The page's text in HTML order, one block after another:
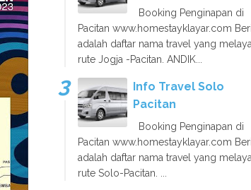
Booking Penginapan di
Pacitan www.homestayklayar.com
adalah daftar nama travel yang
rute Jogja -Pacitan. ANDIK...
Info Travel Solo
Pacitan
Booking Penginapan di
Pacitan www.homestayklayar.com
adalah daftar nama travel yang
rute Solo-Pacitan. ...